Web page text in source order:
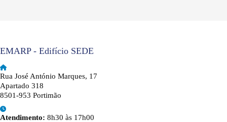
EMARP - Edifício SEDE
Rua José António Marques, 17
Apartado 318
8501-953 Portimão
Atendimento: 8h30 às 17h00